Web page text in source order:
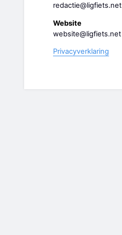
redactie@ligfiets.net
Website
website@ligfiets.net
Privacyverklaring